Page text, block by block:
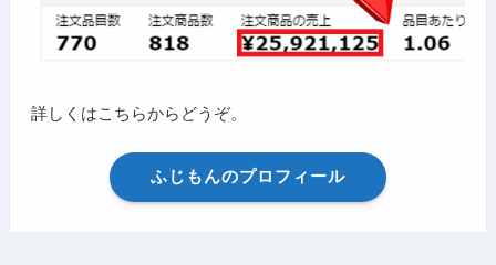
詳しくはこちらからどうぞ。
ふじもんのプロフィール